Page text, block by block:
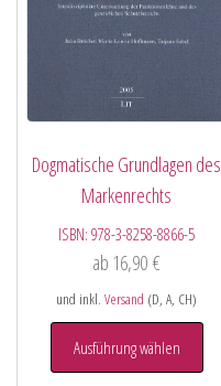
Dogmatische Grundlagen des
Markenrechts
ISBN:978-3-8258-8866-5
ab 16,90€
und inkl.Versand (D, A, CH)
Ausführung wählen